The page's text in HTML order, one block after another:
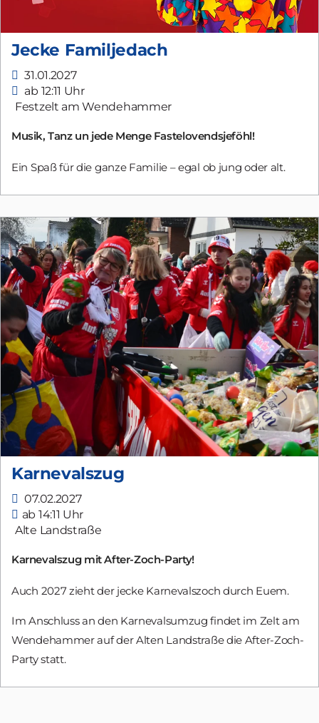
Jecke Familjedach
31.01.2027
ab 12:11 Uhr
Festzelt am Wendehammer
Musik, Tanz un jede Menge Fastelovendsjeföhl!
Ein Spaß für die ganze Familie – egal ob jung oder alt.
Karnevalszug
07.02.2027
ab 14:11 Uhr
Alte Landstraße
Karnevalszug mit After-Zoch-Party!
Auch 2027 zieht der jecke Karnevalszoch durch Euem.
Im Anschluss an den Karnevalsumzug findet im Zelt am
Wendehammer auf der Alten Landstraße die After-Zoch-
Party statt.